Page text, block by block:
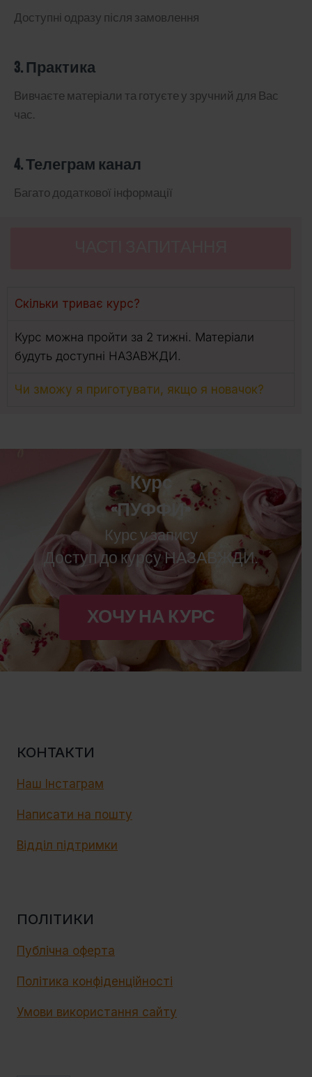
Доступні одразу після замовлення
3. Практика
Вивчаєте матеріали та готуєте у зручний для Вас
час.
4. Телеграм канал
Багато додаткової інформації
Скільки триває курс?
Курс можна пройти за 2 тижні. Матеріали
будуть доступні НАЗАВЖДИ.
Чи зможу я приготувати, якщо я новачок?
Курс
«ПУФФИ»
Курс у запису
Доступ до курсу НАЗАВЖДИ.
ХОЧУ НА КУРС
КОНТАКТИ
Наш Інстаграм
Написати на пошту
Відділ підтримки
ПОЛІТИКИ
Публічна оферта
Політика конфіденційності
Умови використання сайту